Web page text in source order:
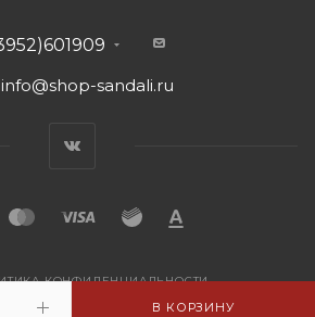
В КОРЗИНУ
info@shop-sandali.ru
КОНФИДЕНЦИАЛЬНОСТИ